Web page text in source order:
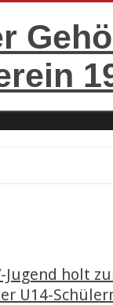
Jugend holt
U14-